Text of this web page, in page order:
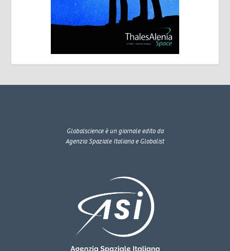
Globalscienceè un giornale edito da
Agenzia Spaziale Italiana e Globalist